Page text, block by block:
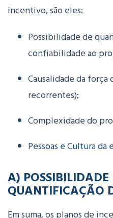
incentivo, são eles:
Possibilidade de
confiabilidade ao
Causalidade da força
recorrentes);
Complexidade do
Pessoas e Cultura da
A) POSSIBILIDADE
QUANTIFICAÇÃO
Em suma, os planos de